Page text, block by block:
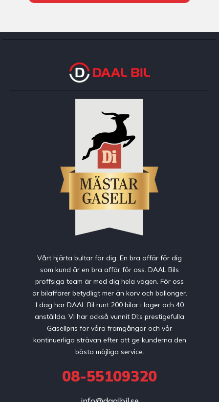
Vårt hjärta bultar för dig. En bra affär för dig
som kund är en bra affär för oss. DAAL Bils
proffsiga team är med dig hela vägen. För oss
är bilaffärer betydligt mer än korv och ballonger.
I dag har DAAL Bil runt 200 bilar i lager och 40
anställda. Vi har också vunnit DI:s prestigefulla
Gasellpris för våra framgångar och vår
kontinuerliga strävan efter att ge kunderna den
bästa möjliga service.
08-55109320